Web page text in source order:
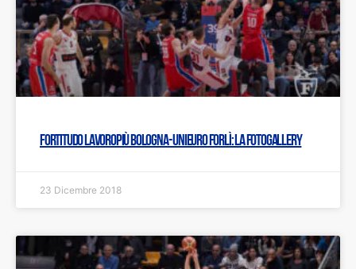
Fortitudo Lavoropiù Bologna- Unieuro Forlì: LA FOTOGALLERY
23 Dicembre 2018